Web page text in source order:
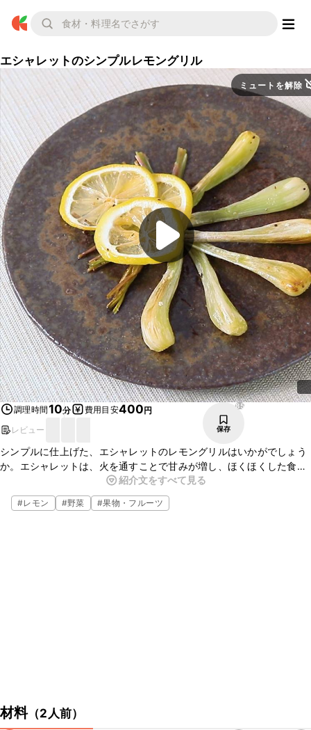
エシャレットのシンプルレモングリル
ミュートを解除
調理時間10分 費用目安400円
レビュー
85
保存
シンプルに仕上げた、エシャレットのレモングリルはいかがでしょう
か。エシャレットは、火を通すことで甘みが増し、ほくほくした食感
になっておいしいですよ。レモンと一緒に焼くことで、程よい酸味が
加わり、風味よく仕上がりますよ。お酒のおつまみにもおすすめの一
品です。
紹介文をすべて見る
#レモン #野菜 #果物・フルーツ
材料（2人前）